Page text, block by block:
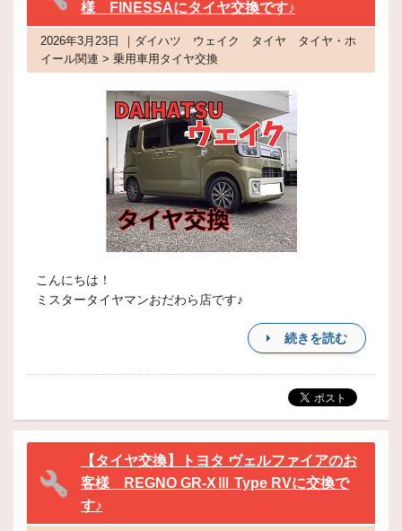
様 FINESSAにタイヤ交換です♪
2026年3月23日 ｜ダイハツ ウェイク タイヤ タイヤ・ホ
イール関連 > 乗用車用タイヤ交換
こんにちは！
ミスタータイヤマンおだわら店です♪
続きを読む
【タイヤ交換】トヨタ ヴェルファイアのお
客様 REGNO GR-XⅢ Type RVに交換で
す♪